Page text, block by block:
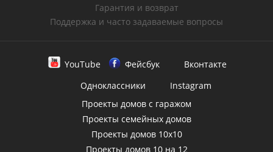
Гарантия и возврат
Поддержка и часто задаваемые вопросы
YouTube Фейсбук
Вконтакте
Одноклассники
Instagram
Проекты домов с гаражом
Проекты семейных домов
Проекты домов 10х10
Проекты домов 10 на 12